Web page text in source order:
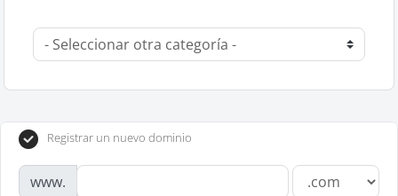
Registrar un nuevo dominio
www.